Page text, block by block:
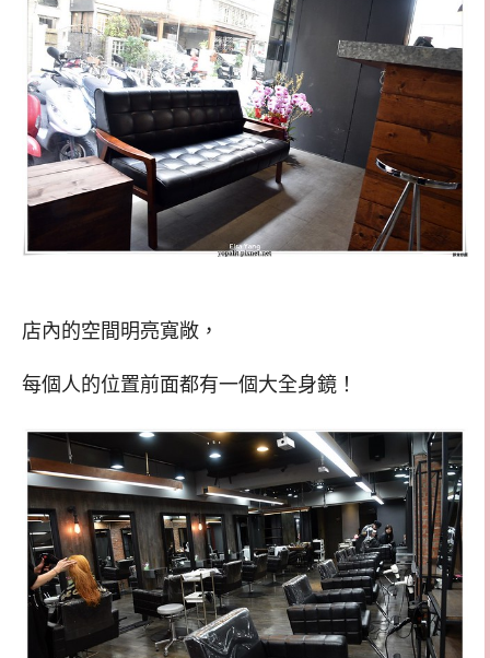
店內的空間明亮寬敞，
每個人的位置前面都有一個大全身鏡！